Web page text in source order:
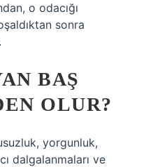
o odacığı
sonra
BAŞ
OLUR?
yorgunluk,
dalgalanmaları ve